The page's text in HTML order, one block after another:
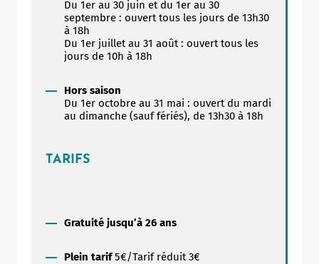
Du 1er au 30 juin et du 1er au 30
septembre : ouvert tous les jours de 13h30
à 18h
Du 1er juillet au 31 août : ouvert tous les
jours de 10h à 18h
Hors saison
Du 1er octobre au 31 mai : ouvert du mardi
au dimanche (sauf fériés), de 13h30 à 18h
TARIFS
Gratuité jusqu’à 26 ans
Plein tarif5€/Tarif réduit 3€
ShareThis is disabled.